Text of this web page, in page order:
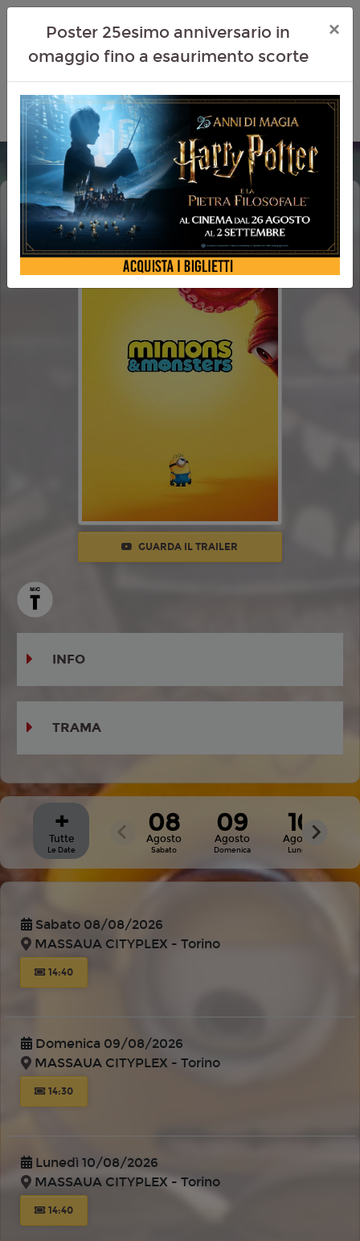
+
Tutte
Le Date
08
Agosto
Sabato
09
Agosto
Domenica
10
Agosto
Lunedì
MINIONS & MONSTERS
GUARDA IL TRAILER
INFO
TRAMA
Sabato 08/08/2026
MASSAUA CITYPLEX - Torino
14:40
Domenica 09/08/2026
MASSAUA CITYPLEX - Torino
14:30
Lunedì 10/08/2026
MASSAUA CITYPLEX - Torino
14:40
Poster 25esimo anniversario in
omaggio fino a esaurimento scorte
×